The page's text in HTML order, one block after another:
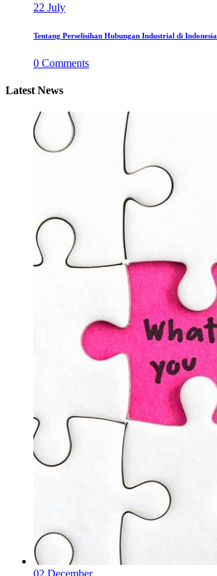
22 July
Tentang Perselisihan Hubungan Industrial di Indonesia
0 Comments
Latest News
02 December